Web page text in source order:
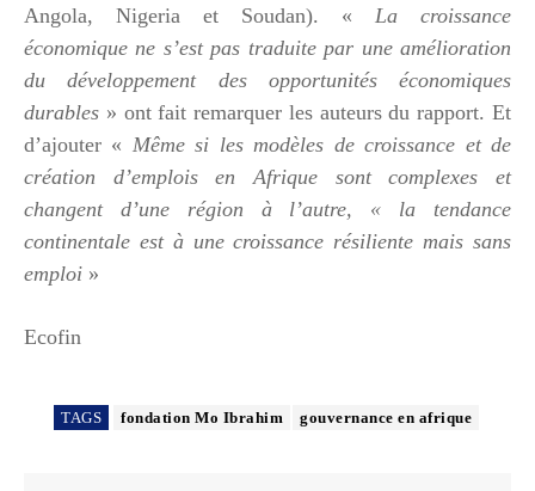
Angola, Nigeria et Soudan). « La croissance
économique ne s’est pas traduite par une amélioration
du développement des opportunités économiques
durables » ont fait remarquer les auteurs du rapport. Et
d’ajouter « Même si les modèles de croissance et de
création d’emplois en Afrique sont complexes et
changent d’une région à l’autre, « la tendance
continentale est à une croissance résiliente mais sans
emploi »
Ecofin
TAGS fondation Mo Ibrahim gouvernance en afrique